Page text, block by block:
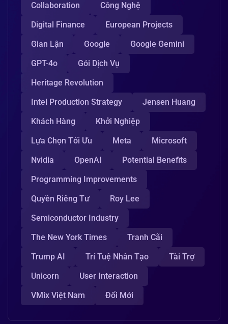
Collaboration
Công Nghệ
Digital Finance
European Projects
Gian Lận
Google
Google Gemini
GPT-4o
Gói Dịch Vụ
Heritage Revolution
Intel Production Strategy
Jensen Huang
Khách Hàng
Khởi Nghiệp
Lựa Chọn Tối Ưu
Meta
Microsoft
Nvidia
OpenAI
Potential Benefits
Programming Improvements
Quyền Riêng Tư
Roy Lee
Semiconductor Industry
The New York Times
Tranh Cãi
Trump AI
Trí Tuệ Nhân Tạo
Tài Trợ
Unicorn
User Interaction
VMix Việt Nam
Đổi Mới